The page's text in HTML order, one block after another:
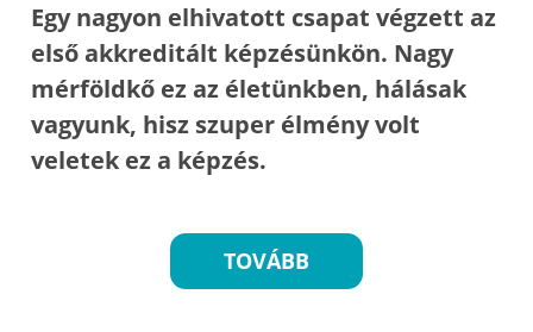
Egy nagyon elhivatott csapat végzett az
első akkreditált képzésünkön. Nagy
mérföldkő ez az életünkben, hálásak
vagyunk, hisz szuper élmény volt
veletek ez a képzés.
TOVÁBB